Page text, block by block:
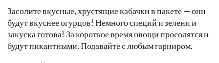
Засолите вкусные, хрустящие кабачки в пакете — они
будут вкуснее огурцов! Немного специй и зелени и
закуска готова! За короткое время овощи просолятся и
будут пикантными. Подавайте с любым гарниром.